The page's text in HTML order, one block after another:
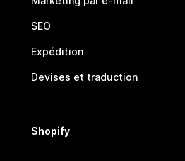
SEO
Expédition
Devises et traduction
Shopify